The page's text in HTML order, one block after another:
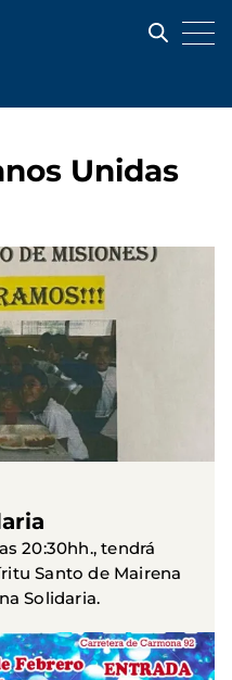
Unidas
20:30hh., tendrá
Santo de Mairena
Solidaria.